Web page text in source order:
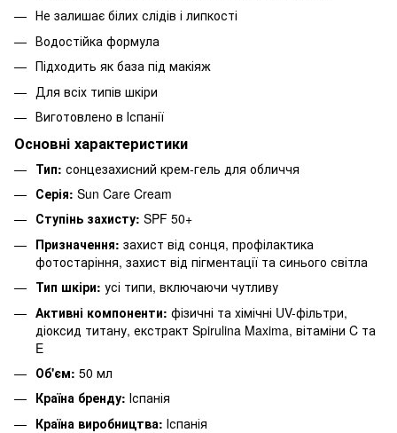
Не залишає білих слідів і липкості
Водостійка формула
Підходить як база під макіяж
Для всіх типів шкіри
Виготовлено в Іспанії
Основні характеристики
Тип: сонцезахисний крем-гель для обличчя
Серія: Sun Care Cream
Ступінь захисту: SPF 50+
Призначення: захист від сонця, профілактика
фотостаріння, захист від пігментації та синього світла
Тип шкіри: усі типи, включаючи чутливу
Активні компоненти: фізичні та хімічні UV-фільтри,
діоксид титану, екстракт Spirulina Maxima, вітаміни C та
E
Об'єм: 50 мл
Країна бренду: Іспанія
Країна виробництва: Іспанія